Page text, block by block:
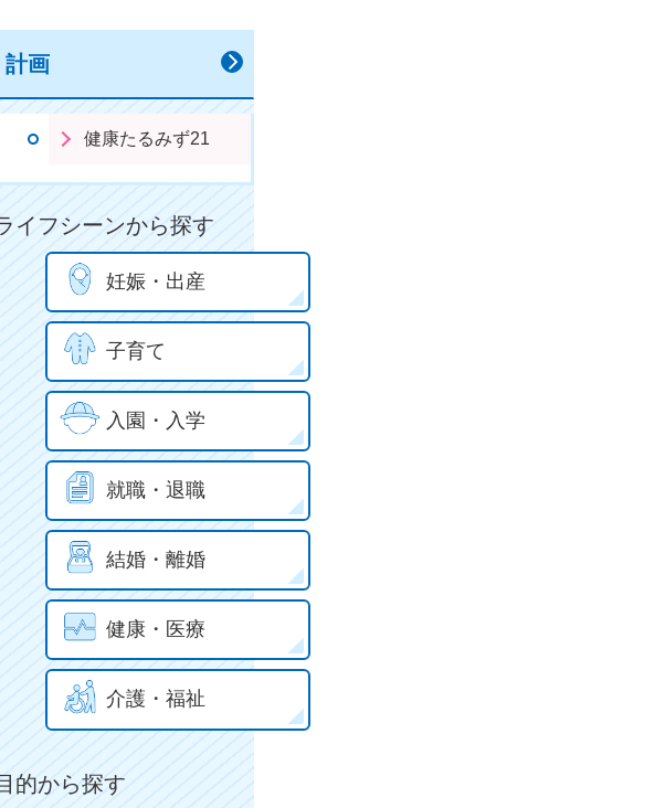
計画
健康たるみず21
イフシーンから探す
妊娠・出産
子育て
入園・入学
就職・退職
結婚・離婚
健康・医療
介護・福祉
的から探す